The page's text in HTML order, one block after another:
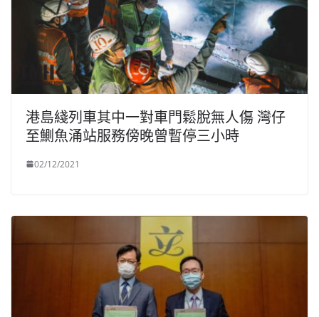
港島綫列車其中一對車門鬆脫無人傷 灣仔
至鰂魚涌站服務傍晚曾暫停三小時
02/12/2021